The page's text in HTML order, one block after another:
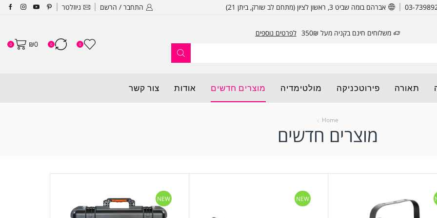
אברהם בומה שביט 3, ראשון לציון (מתחם לב שורק, ביתן 21) התחבר / הרשם ניוזלטר
משלוחים חינם בקניה מעל 350₪ לפרטים נוספים
0
0
₪0
0
תאורה פירוטכניקה מולטימדיה מוצרים חדשים אודות צור קשר
Home
מוצרים חדשים
NEW
NEW